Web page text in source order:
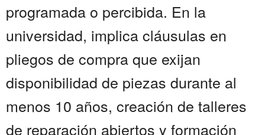
programada o percibida. En la
universidad, implica cláusulas en
pliegos de compra que exijan
disponibilidad de piezas durante al
menos 10 años, creación de talleres
de reparación abiertos y formación